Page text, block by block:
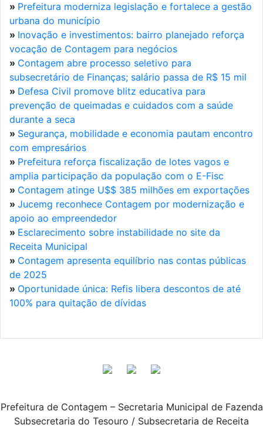
» Prefeitura moderniza legislação e fortalece a gestão
urbana do município
» Inovação e investimentos: bairro planejado reforça
vocação de Contagem para negócios
» Contagem abre processo seletivo para
subsecretário de Finanças; salário passa de R$ 15 mil
» Defesa Civil promove blitz educativa para
prevenção de queimadas e cuidados com a saúde
durante a seca
» Segurança, mobilidade e economia pautam encontro
com empresários
» Prefeitura reforça fiscalização de lotes vagos e
amplia participação da população com o E-Fisc
» Contagem atinge U$$ 385 milhões em exportações
» Jucemg reconhece Contagem por modernização e
apoio ao empreendedor
» Esclarecimento sobre instabilidade no site da
Receita Municipal
» Contagem apresenta equilíbrio nas contas públicas
de 2025
» Oportunidade única: Refis libera descontos de até
100% para quitação de dívidas
Prefeitura de Contagem – Secretaria Municipal de Fazenda
Subsecretaria do Tesouro / Subsecretaria de Receita